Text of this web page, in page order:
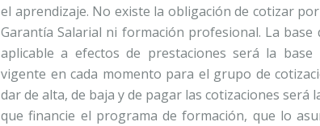
el aprendizaje. No existe la obligación de cotizar
Garantía Salarial ni formación profesional. La base
aplicable a efectos de prestaciones será la base
vigente en cada momento para el grupo de
dar de alta, de baja y de pagar las cotizaciones será
que financie el programa de formación, que lo